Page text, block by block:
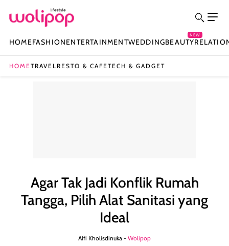
HOMEFASHIONENTERTAINMENTWEDDINGBEAUTY
NEW
HOMETRAVEL RESTO & CAFETECH & GADGET
Agar Tak Jadi Konflik Rumah
Tangga, Pilih Alat Sanitasi yang
Ideal
Alfi Kholisdinuka - Wolipop